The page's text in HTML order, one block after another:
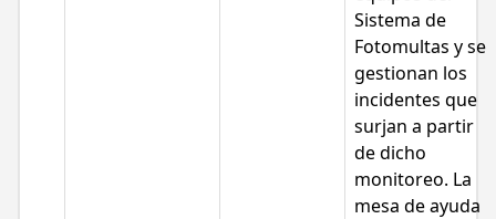
Sistema de
Fotomultas y se
gestionan los
incidentes que
surjan a partir
de dicho
monitoreo. La
mesa de ayuda